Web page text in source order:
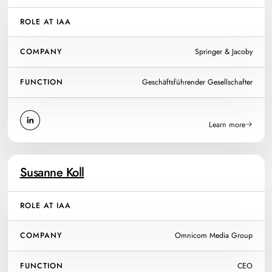
ROLE AT IAA
COMPANY Springer & Jacoby
FUNCTION Geschäftsführender Gesellschafter
Learn more
Susanne Koll
ROLE AT IAA
COMPANY Omnicom Media Group
FUNCTION CEO